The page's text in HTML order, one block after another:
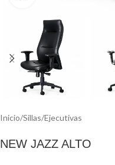
Inicio/Sillas/Ejecutivas
NEW JAZZ ALTO